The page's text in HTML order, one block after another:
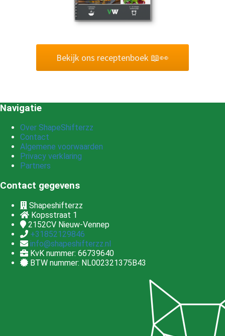
Bekijk ons receptenboek 📖👀
Navigatie
Over ShapeShifterzz
Contact
Algemene voorwaarden
Privacy verklaring
Partners
Contact gegevens
Shapeshifterzz
Kopsstraat 1
2152CV Nieuw-Vennep
+31852129846
info@shapeshifterzz.nl
KvK nummer: 66739640
BTW nummer: NL002321375B43